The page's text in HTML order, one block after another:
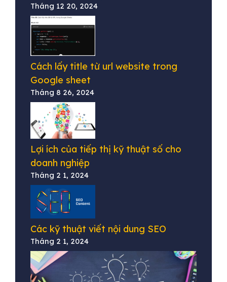
Tháng 12 20, 2024
Cách lấy title từ url website trong
Google sheet
Tháng 8 26, 2024
Lợi ích của tiếp thị kỹ thuật số cho
doanh nghiệp
Tháng 2 1, 2024
Các kỹ thuật viết nội dung SEO
Tháng 2 1, 2024